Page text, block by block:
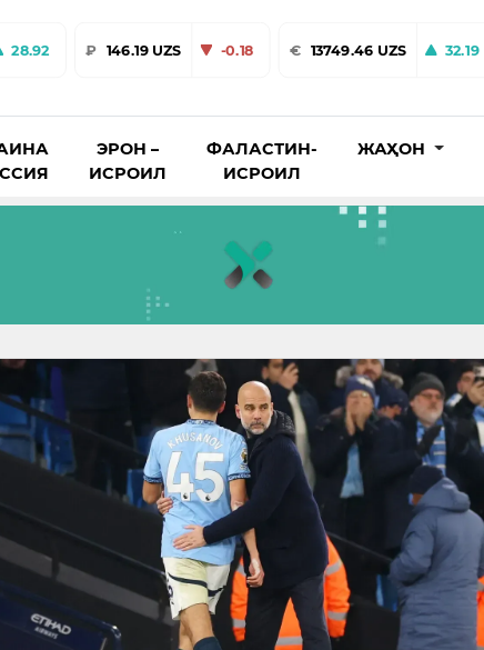
28.92 ₽ 146.19 UZS -0.18 € 13749.46 UZS 32.19
ЭРОН –
ИСРОИЛ
ФАЛАСТИН-
ИСРОИЛ
ЖАҲОН